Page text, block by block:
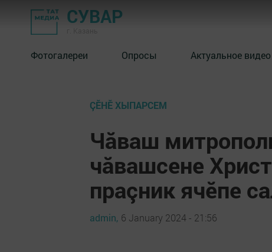
СУВАР
Фотогалереи Опросы Актуальное видео
ÇӖНӖ ХЫПАРСЕМ
Чӑваш
чăвашсене
праçник ячĕпе
admin, 6 January 2024 - 21:56